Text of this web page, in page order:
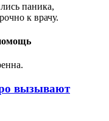
паника,
к врачу.
вызывают